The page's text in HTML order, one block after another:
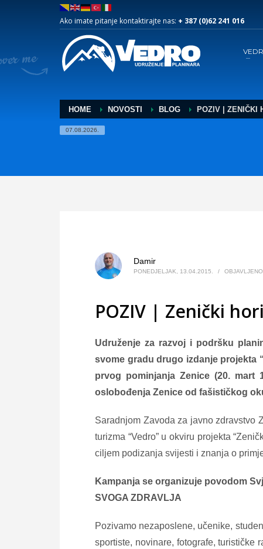
Ako imate pitanje kontaktirajte nas: + 387 (0)62 241 016
HOME NOVOSTI BLOG POZIV | ZENIČKI
07.08.2026.
Damir
PONEDJELJAK, 13.04.2015. /
POZIV | Zenički
Udruženje za razvoj i podršku
svome gradu drugo izdanje projekta
prvog pominjanja Zenice (20. mart
oslobođenja Zenice od fašističkog
Saradnjom Zavoda za javno zdravstvo
turizma “Vedro” u okviru projekta
ciljem podizanja svijesti i znanja o
Kampanja se organizuje povodom
SVOGA ZDRAVLJA
Pozivamo nezaposlene, učenike,
sportiste, novinare, fotografe, turističke